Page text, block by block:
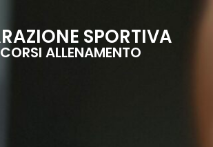
SPORTIVA
ALLENAMENTO